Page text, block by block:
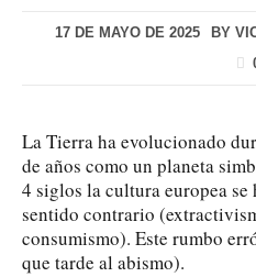
17 DE MAYO DE 2025 BY
La Tierra ha evolucionado
de años como un planeta
4 siglos la cultura europea se
sentido contrario
consumismo). Este rumbo
que tarde al abismo).